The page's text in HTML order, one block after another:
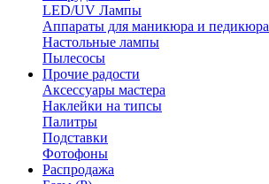
LED/UV Лампы
Аппараты для маникюра и педикюра
Настольные лампы
Пылесосы
Прочие радости
Аксессуары мастера
Наклейки на типсы
Палитры
Подставки
Фотофоны
Распродажа